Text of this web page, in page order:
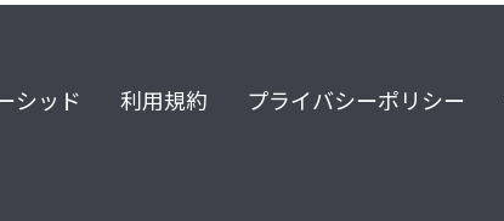
シッド 利用規約 プライバシーポリシー